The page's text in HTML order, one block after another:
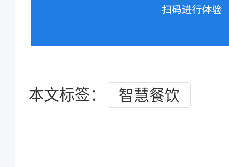
本文标签： 智慧餐饮